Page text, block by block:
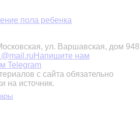
пола ребенка
ул. Варшавская, дом 948
Напишите нам
Telegram
с сайта обязательно
на источник.